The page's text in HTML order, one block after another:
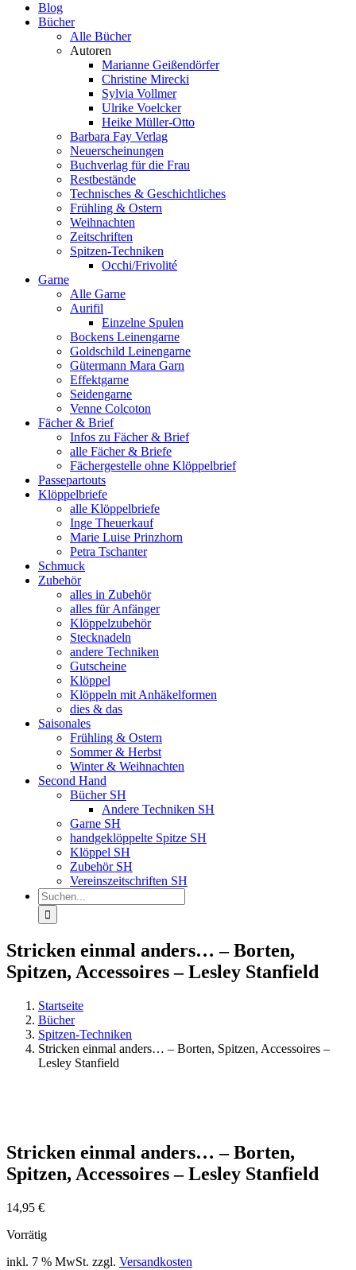
Blog
Bücher
Alle Bücher
Autoren
Marianne Geißendörfer
Christine Mirecki
Sylvia Vollmer
Ulrike Voelcker
Heike Müller-Otto
Barbara Fay Verlag
Neuerscheinungen
Buchverlag für die Frau
Restbestände
Technisches & Geschichtliches
Frühling & Ostern
Weihnachten
Zeitschriften
Spitzen-Techniken
Occhi/Frivolité
Garne
Alle Garne
Aurifil
Einzelne Spulen
Bockens Leinengarne
Goldschild Leinengarne
Gütermann Mara Garn
Effektgarne
Seidengarne
Venne Colcoton
Fächer & Brief
Infos zu Fächer & Brief
alle Fächer & Briefe
Fächergestelle ohne Klöppelbrief
Passepartouts
Klöppelbriefe
alle Klöppelbriefe
Inge Theuerkauf
Marie Luise Prinzhorn
Petra Tschanter
Schmuck
Zubehör
alles in Zubehör
alles für Anfänger
Klöppelzubehör
Stecknadeln
andere Techniken
Gutscheine
Klöppel
Klöppeln mit Anhäkelformen
dies & das
Saisonales
Frühling & Ostern
Sommer & Herbst
Winter & Weihnachten
Second Hand
Bücher SH
Andere Techniken SH
Garne SH
handgeklöppelte Spitze SH
Klöppel SH
Zubehör SH
Vereinszeitschriften SH
Suche
nach:
Stricken einmal anders… – Borten,
Spitzen, Accessoires – Lesley Stanfield
Startseite
Bücher
Spitzen-Techniken
Stricken einmal anders… – Borten, Spitzen, Accessoires –
Lesley Stanfield
Stricken einmal anders… – Borten,
Spitzen, Accessoires – Lesley Stanfield
14,95 €
Vorrätig
inkl. 7 % MwSt. zzgl. Versandkosten